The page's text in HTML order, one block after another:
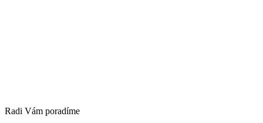
Radi Vám poradíme